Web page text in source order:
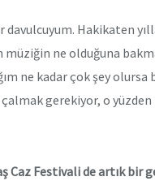
Hakikaten
ne olduğuna
ne kadar çok şey olursa
gerekiyor, o
Caz Festivali de artık bir